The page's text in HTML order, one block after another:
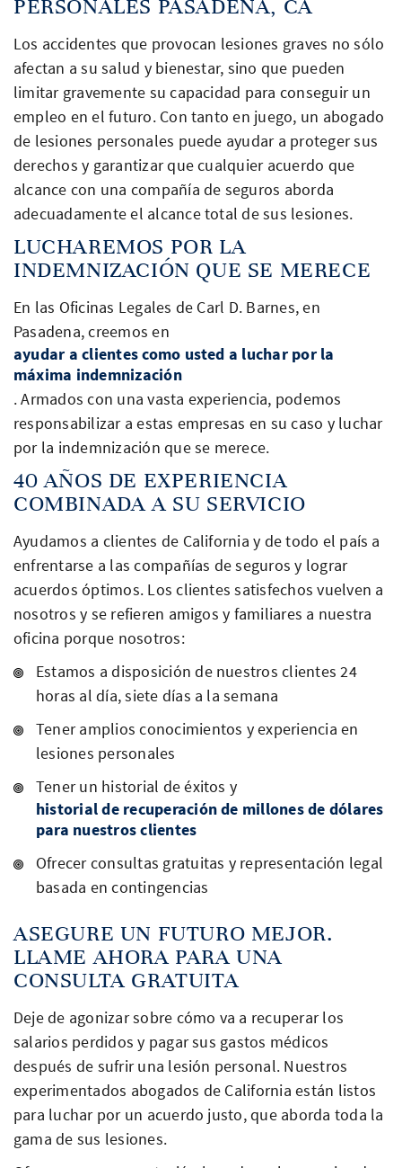
PERSONALES PASADENA, CA
Los accidentes que provocan lesiones graves no sólo
afectan a su salud y bienestar, sino que pueden
limitar gravemente su capacidad para conseguir un
empleo en el futuro. Con tanto en juego, un abogado
de lesiones personales puede ayudar a proteger sus
derechos y garantizar que cualquier acuerdo que
alcance con una compañía de seguros aborda
adecuadamente el alcance total de sus lesiones.
LUCHAREMOS POR LA
INDEMNIZACIÓN QUE SE MERECE
En las Oficinas Legales de Carl D. Barnes, en
Pasadena, creemos en
ayudar a clientes como usted a luchar por la
máxima indemnización
. Armados con una vasta experiencia, podemos
responsabilizar a estas empresas en su caso y luchar
por la indemnización que se merece.
40 AÑOS DE EXPERIENCIA
COMBINADA A SU SERVICIO
Ayudamos a clientes de California y de todo el país a
enfrentarse a las compañías de seguros y lograr
acuerdos óptimos. Los clientes satisfechos vuelven a
nosotros y se refieren amigos y familiares a nuestra
oficina porque nosotros:
Estamos a disposición de nuestros clientes 24
horas al día, siete días a la semana
Tener amplios conocimientos y experiencia en
lesiones personales
Tener un historial de éxitos y
historial de recuperación de millones de dólares
para nuestros clientes
Ofrecer consultas gratuitas y representación legal
basada en contingencias
ASEGURE UN FUTURO MEJOR.
LLAME AHORA PARA UNA
CONSULTA GRATUITA
Deje de agonizar sobre cómo va a recuperar los
salarios perdidos y pagar sus gastos médicos
después de sufrir una lesión personal. Nuestros
experimentados abogados de California están listos
para luchar por un acuerdo justo, que aborda toda la
gama de sus lesiones.